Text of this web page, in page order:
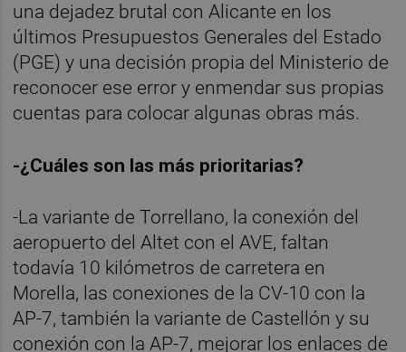
una dejadez brutal con Alicante en los
últimos Presupuestos Generales del Estado
(PGE) y una decisión propia del Ministerio de
reconocer ese error y enmendar sus propias
cuentas para colocar algunas obras más.
-¿Cuáles son las más prioritarias?
-La variante de Torrellano, la conexión del
aeropuerto del Altet con el AVE, faltan
todavía 10 kilómetros de carretera en
Morella, las conexiones de la CV-10 con la
AP-7, también la variante de Castellón y su
conexión con la AP-7, mejorar los enlaces de